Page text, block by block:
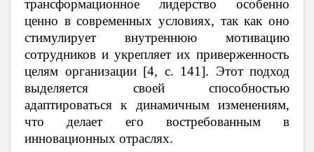
трансформационное лидерство особенно
ценно в современных условиях, так как оно
стимулирует внутреннюю мотивацию
сотрудников и укрепляет их приверженность
целям организации [4, c. 141]. Этот подход
выделяется своей способностью
адаптироваться к динамичным изменениям,
что делает его востребованным в
инновационных отраслях.